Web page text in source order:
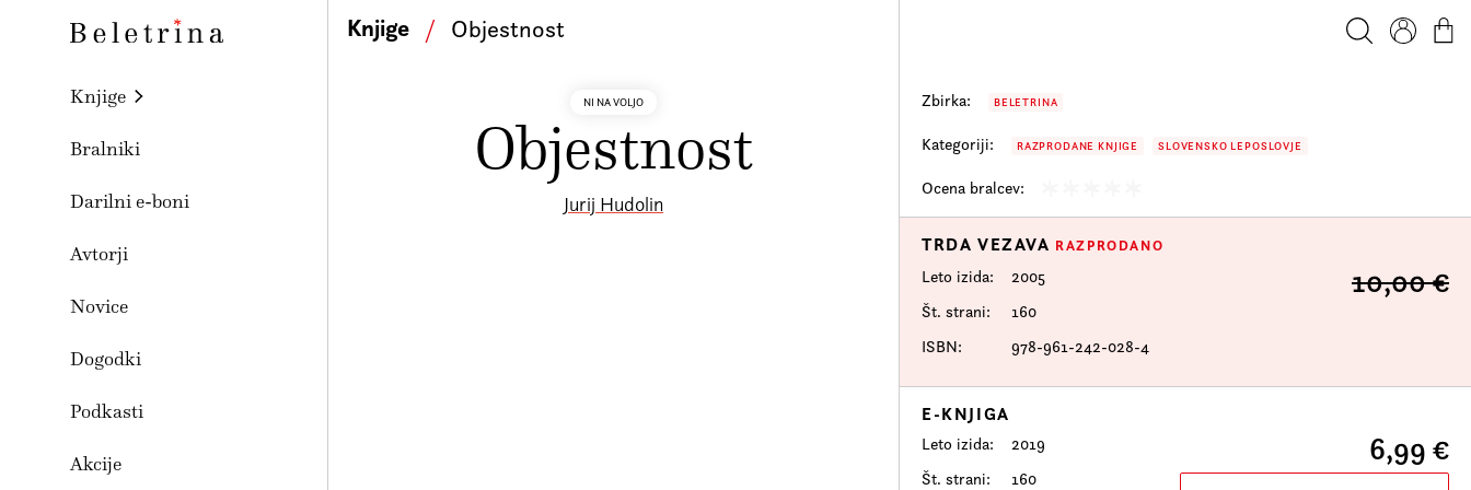
Beletrina
Knjige
Bralniki
Darilni e-boni
Avtorji
Novice
Dogodki
Podkasti
Akcije
Knjige / Objestnost
NI NA VOLJO
Objestnost
Jurij Hudolin
Zbirka: BELETRINA
Kategoriji: RAZPRODANE KNJIGE SLOVENSKO LEPOSLOVJE
Ocena bralcev:
TRDA VEZAVA RAZPRODANO
Leto izida
2005
Št. strani
160
ISBN
978-961-242-028-4
10,00 €
E-KNJIGA
Leto izida
2019
Št. strani
160
6,99 €